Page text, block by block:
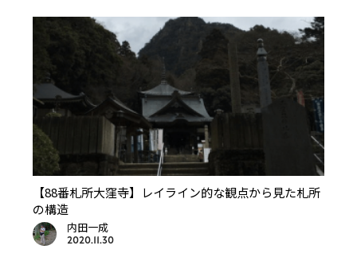
【88番札所大窪寺】レイライン的な観点から見た札所
の構造
内田一成
2020.11.30